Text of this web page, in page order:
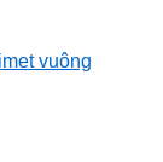
vuông